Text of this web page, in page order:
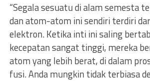
“Segala sesuatu di alam semesta
dan atom-atom ini sendiri terdiri
elektron. Ketika inti ini saling
kecepatan sangat tinggi, mereka
atom yang lebih berat, di dalam
fusi. Anda mungkin tidak terbiasa